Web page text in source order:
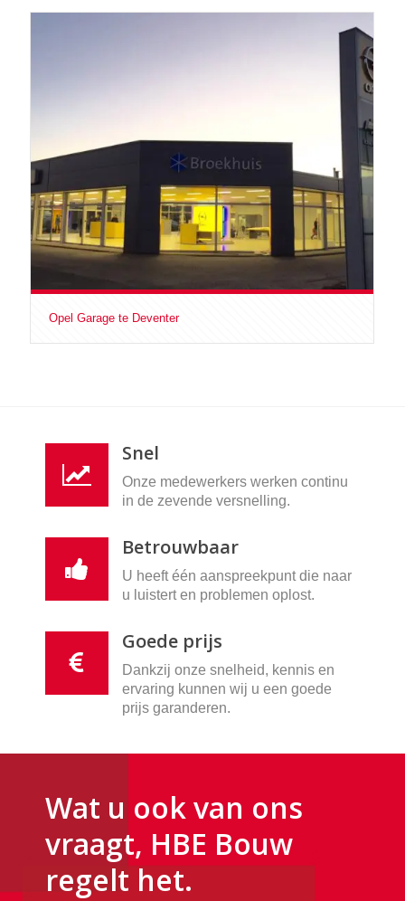
Opel Garage te Deventer
Snel
Onze medewerkers werken continu
in de zevende versnelling.
Betrouwbaar
U heeft één aanspreekpunt die naar
u luistert en problemen oplost.
Goede prijs
Dankzij onze snelheid, kennis en
ervaring kunnen wij u een goede
prijs garanderen.
Wat u ook van ons
vraagt, HBE Bouw
regelt het.